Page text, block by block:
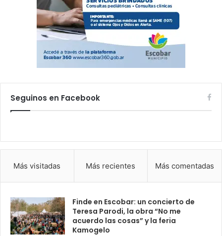
Seguinos en Facebook
Más visitadas Más recientes Más comentadas
Finde en Escobar: un concierto de
Teresa Parodi, la obra “No me
acuerdo las cosas” y la feria
Kamogelo